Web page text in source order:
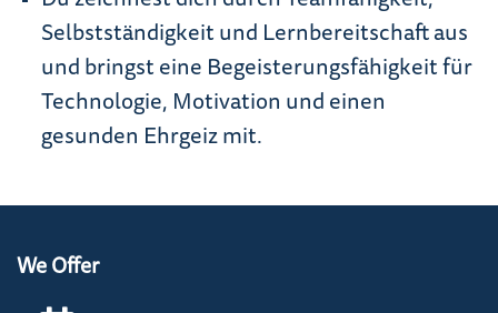
Selbstständigkeit und Lernbereitschaft aus
und bringst eine Begeisterungsfähigkeit für
Technologie, Motivation und einen
gesunden Ehrgeiz mit.
We Offer